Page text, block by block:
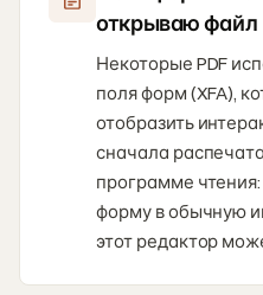
открываю файл
Некоторые PDF
поля форм (XFA),
отобразить
сначала
программе
форму в обычную
этот редактор